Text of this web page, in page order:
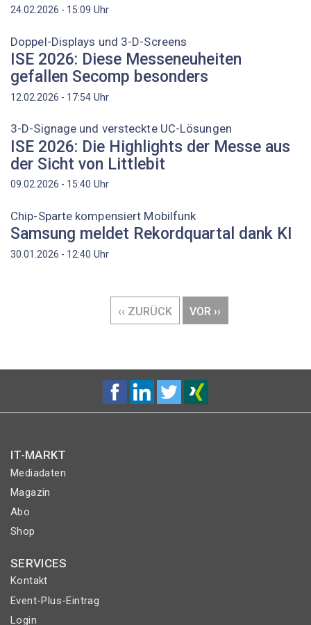
24.02.2026 - 15:09 Uhr
Doppel-Displays und 3-D-Screens
ISE 2026: Diese Messeneuheiten
gefallen Secomp besonders
12.02.2026 - 17:54 Uhr
3-D-Signage und versteckte UC-Lösungen
ISE 2026: Die Highlights der Messe aus
der Sicht von Littlebit
09.02.2026 - 15:40 Uhr
Chip-Sparte kompensiert Mobilfunk
Samsung meldet Rekordquartal dank KI
30.01.2026 - 12:40 Uhr
VORHERIGE
SEITE
‹‹ ZURÜCK
NÄCHSTE
SEITE
VOR ››
IT-MARKT
Mediadaten
Magazin
Abo
Shop
SERVICES
Kontakt
Event-Plus-Eintrag
Login